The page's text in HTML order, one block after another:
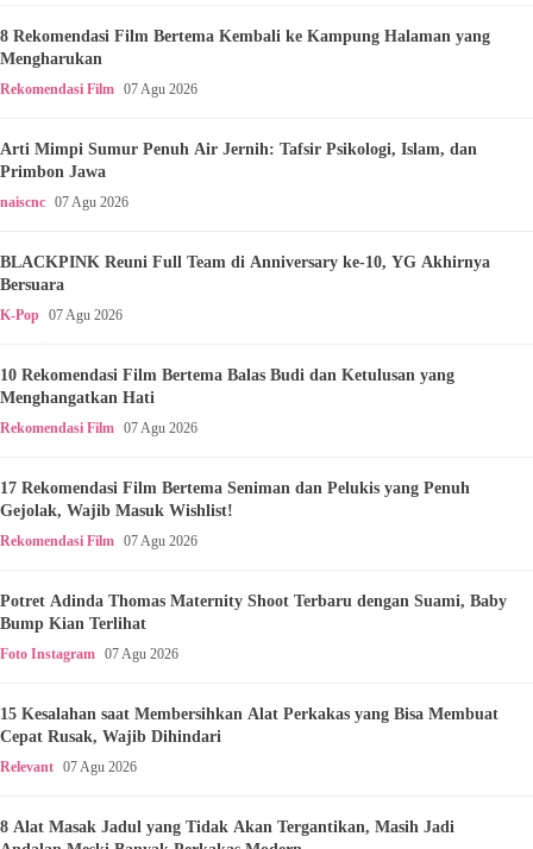
8 Rekomendasi Film Bertema Kembali ke Kampung Halaman yang
Mengharukan
Rekomendasi Film 07 Agu 2026
Arti Mimpi Sumur Penuh Air Jernih: Tafsir Psikologi, Islam, dan
Primbon Jawa
naiscnc 07 Agu 2026
BLACKPINK Reuni Full Team di Anniversary ke-10, YG Akhirnya
Bersuara
K-Pop 07 Agu 2026
10 Rekomendasi Film Bertema Balas Budi dan Ketulusan yang
Menghangatkan Hati
Rekomendasi Film 07 Agu 2026
17 Rekomendasi Film Bertema Seniman dan Pelukis yang Penuh
Gejolak, Wajib Masuk Wishlist!
Rekomendasi Film 07 Agu 2026
Potret Adinda Thomas Maternity Shoot Terbaru dengan Suami, Baby
Bump Kian Terlihat
Foto Instagram 07 Agu 2026
15 Kesalahan saat Membersihkan Alat Perkakas yang Bisa Membuat
Cepat Rusak, Wajib Dihindari
Relevant 07 Agu 2026
8 Alat Masak Jadul yang Tidak Akan Tergantikan, Masih Jadi